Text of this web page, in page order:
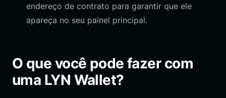
endereço de contrato para garantir que ele
apareça no seu painel principal.
O que você pode fazer com
uma LYN Wallet?